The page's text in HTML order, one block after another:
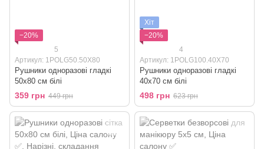
−20%
5
Артикул: 1POLG50.50X80
Рушники одноразові гладкі
50x80 см білі
359 грн 449 грн
Хіт
−20%
4
Артикул: 1POLG100.40X70
Рушники одноразові гладкі
40x70 см білі
498 грн 623 грн